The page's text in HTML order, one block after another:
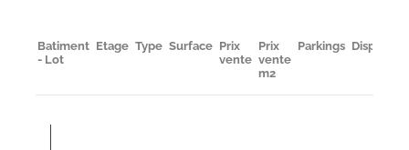
Batiment
- Lot
Etage Type Surface Prix
vente
Prix
vente
m2
Parkings